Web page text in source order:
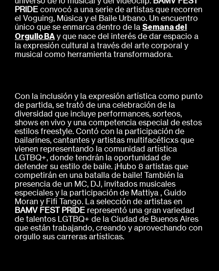
PRIDE convocó a una serie de artistas que recorren
el Voguing, Música y el Baile Urbano. Un encuentro
único que se enmarca dentro de laSemana del
Orgullo BA y que nace del interés de dar espacio a
la expresión cultural a través del arte corporal y
musical como herramienta transformadora.
Con la inclusión y la expresión artística como punto
de partida, se trató de una celebración de la
diversidad que incluye performances, sorteos,
shows en vivo y una competencia especial de estos
estilos freestyle. Contó con la participación de
bailarines, cantantes y artistas multifacéticxs que
vienen representando la comunidad artística
LGTBQ+, donde tendrán la oportunidad de
defender su estilo de baile. ¡Hubo 8 artistas que
competirán en una batalla de baile! También la
presencia de un MC, DJ, invitados musicales
especiales y la participación de Mattiya , Guido
Moran y Fifi Tango. La selección de artistas en
BAMV FEST PRIDE representó una gran variedad
de talentos LGTBQ+ de la Ciudad de Buenos Aires
que están trabajando, creando y aprovechando con
orgullo sus carreras artísticas.